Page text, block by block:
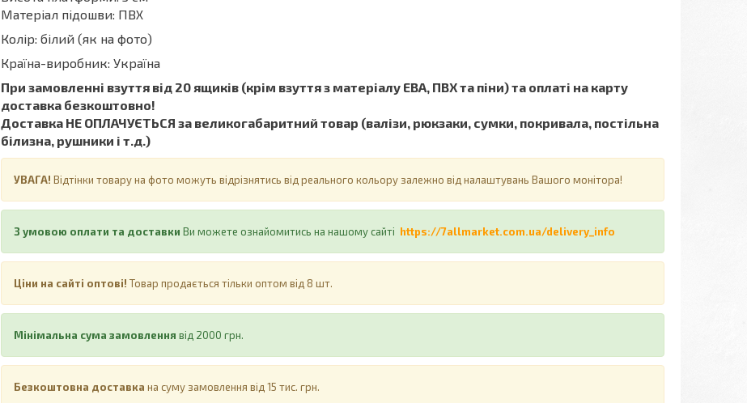
Матеріал підошви: ПВХ
Колір: білий (як на фото)
Країна-виробник: Україна
При замовленні взуття від 20 ящиків (крім взуття з матеріалу ЕВА, ПВХ та піни) та оплаті на карту
доставка безкоштовно!
Доставка НЕ ​​ОПЛАЧУЄТЬСЯ за великогабаритний товар (валізи, рюкзаки, сумки, покривала, постільна
білизна, рушники і т.д.)
УВАГА! Відтінки товару на фото можуть відрізнятись від реального кольору залежно від налаштувань Вашого монітора!
З умовою оплати та доставки Ви можете ознайомитись на нашому сайті https://7allmarket.com.ua/delivery_info
Ціни на сайті оптові! Товар продається тільки оптом від 8 шт.
Мінімальна сума замовлення від 2000 грн.
Безкоштовна доставка на суму замовлення від 15 тис. грн.